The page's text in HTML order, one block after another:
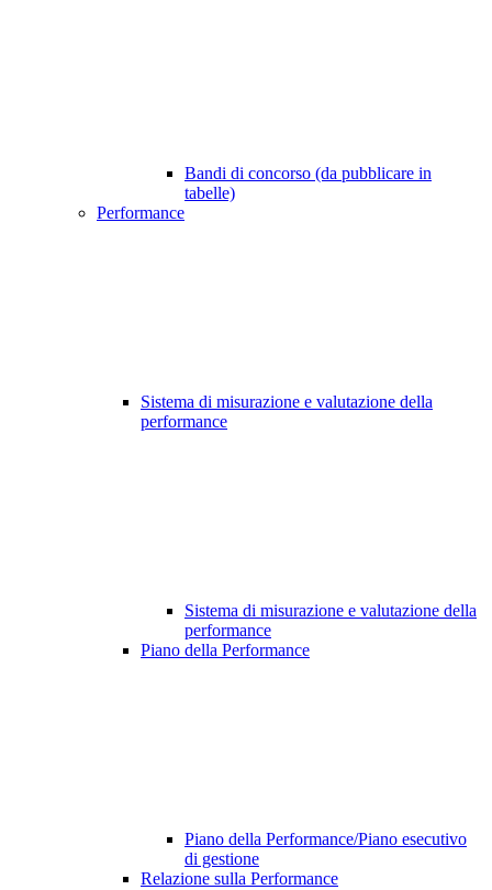
Bandi di concorso (da pubblicare in
tabelle)
Performance
Sistema di misurazione e valutazione della
performance
Sistema di misurazione e valutazione della
performance
Piano della Performance
Piano della Performance/Piano esecutivo
di gestione
Relazione sulla Performance